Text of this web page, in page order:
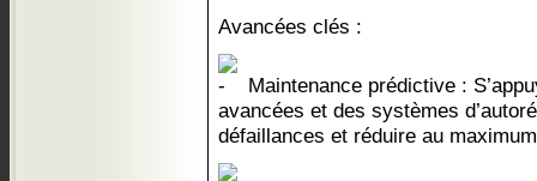
Avancées clés :
Maintenance prédictive :
avancées et des systèmes
défaillances et réduire au